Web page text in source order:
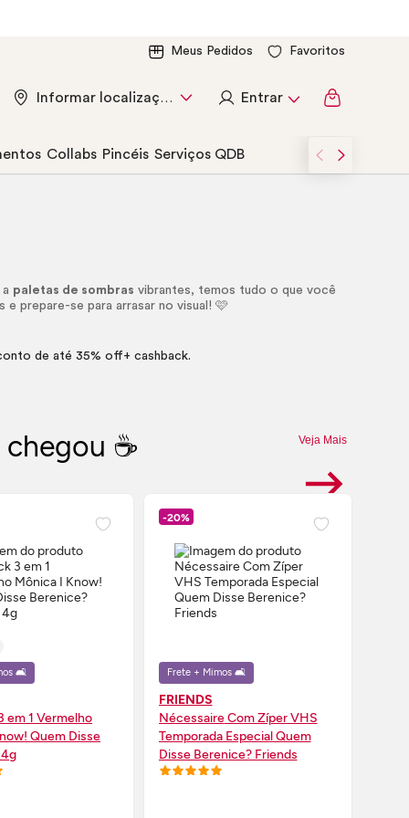
Meus Pedidos Favoritos
Informar localização Entrar
Collabs Pincéis Serviços QDB
paletas de sombras vibrantes, temos tudo o que você
prepare-se para arrasar no visual! 🩷
☕ Veja Mais
🛋️
em 1 Vermelho
Quem Disse
-20%
Frete + Mimos 🛋️
FRIENDS
NécessaireCom Zíper VHS
Temporada Especial Quem
Disse Berenice? Friends